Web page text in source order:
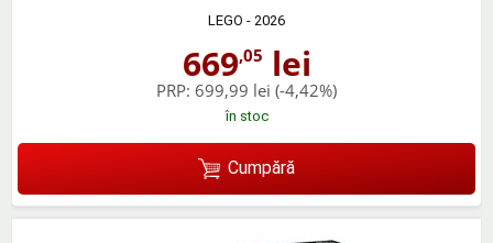
LEGO - 2026
669,05 lei
PRP: 699,99 lei (-4,42%)
în stoc
Cumpără